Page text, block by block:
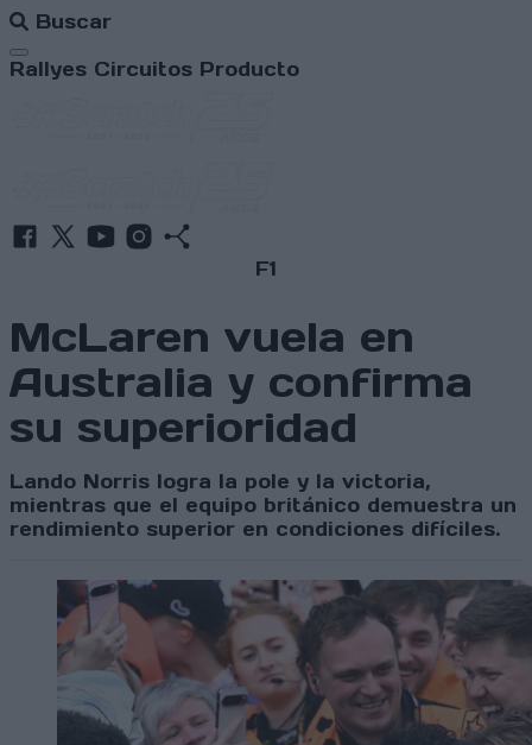
Buscar
Abrir menú
Rallyes Circuitos Producto
F1
McLaren vuela en
Australia y confirma
su superioridad
Lando Norris logra la pole y la victoria,
mientras que el equipo británico demuestra un
rendimiento superior en condiciones difíciles.